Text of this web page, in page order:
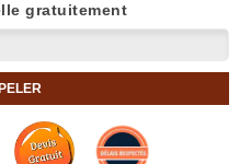
gratuitement